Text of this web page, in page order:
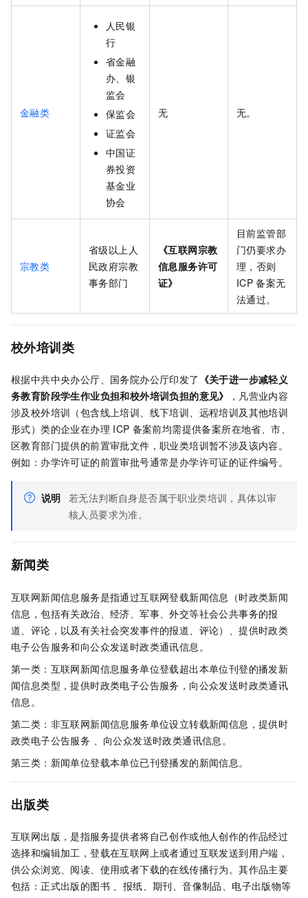
金融类
人民银
行
省金融
办、银
监会
保监会
证监会
中国证
券投资
基金业
协会
无 无。
宗教类
省级以上人
民政府宗教
事务部门
《互联网宗教
信息服务许可
证》
目前监管部
门仍要求办
理，否则
ICP 备案无
法通过。
校外培训类
根据中共中央办公厅、国务院办公厅印发了 《关于进一步减轻义
务教育阶段学生作业负担和校外培训负担的意见》
，凡营业内容
涉及校外培训（包含线上培训、线下培训、远程培训及其他培训
形式）类的企业在办理 ICP 备案前均需提供备案所在地省、市、
区教育部门提供的前置审批文件，职业类培训暂不涉及该内容。
例如：办学许可证的前置审批号通常是办学许可证的证件编号。
说明 若无法判断自身是否属于职业类培训，具体以审
核人员要求为准。
新闻类
互联网新闻信息服务是指通过互联网登载新闻信息（时政类新闻
信息，包括有关政治、经济、军事、外交等社会公共事务的报
道、评论，以及有关社会突发事件的报道、评论）、提供时政类
电子公告服务和向公众发送时政类通讯信息。
第一类：互联网新闻信息服务单位登载超出本单位刊登的播发新
闻信息类型，提供时政类电子公告服务，向公众发送时政类通讯
信息。
第二类：非互联网新闻信息服务单位设立转载新闻信息，提供时
政类电子公告服务 、向公众发送时政类通讯信息。
第三类：新闻单位登载本单位已刊登播发的新闻信息。
出版类
互联网出版，是指服务提供者将自己创作或他人创作的作品经过
选择和编辑加工，登载在互联网上或者通过互联发送到用户端，
供公众浏览、阅读、使用或者下载的在线传播行为。其作品主要
包括：正式出版的图书 、报纸、期刊、音像制品、电子出版物等